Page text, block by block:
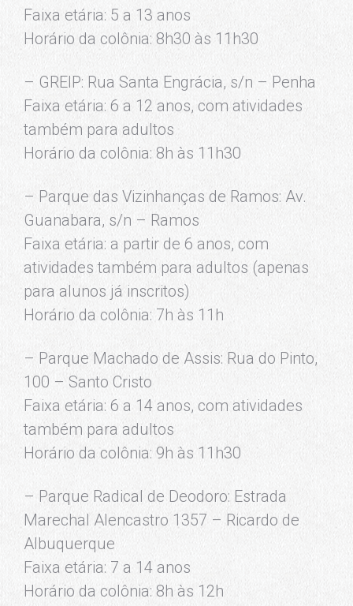
Faixa etária: 5 a 13 anos
Horário da colônia: 8h30 às 11h30
– GREIP: Rua Santa Engrácia, s/n – Penha
Faixa etária: 6 a 12 anos, com atividades
também para adultos
Horário da colônia: 8h às 11h30
– Parque das Vizinhanças de Ramos: Av.
Guanabara, s/n – Ramos
Faixa etária: a partir de 6 anos, com
atividades também para adultos (apenas
para alunos já inscritos)
Horário da colônia: 7h às 11h
– Parque Machado de Assis: Rua do Pinto,
100 – Santo Cristo
Faixa etária: 6 a 14 anos, com atividades
também para adultos
Horário da colônia: 9h às 11h30
– Parque Radical de Deodoro: Estrada
Marechal Alencastro 1357 – Ricardo de
Albuquerque
Faixa etária: 7 a 14 anos
Horário da colônia: 8h às 12h